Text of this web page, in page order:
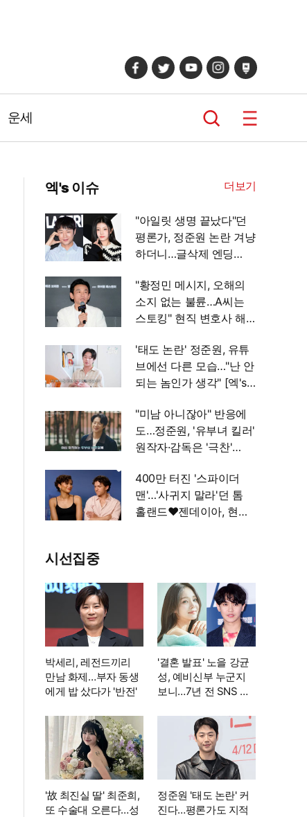
운세
엑's 이슈 더보기
"아일릿 생명 끝났다"던
평론가, 정준원 논란 겨냥
하더니…글삭제 엔딩
"황정민 메시지, 오해의
소지 없는 불륜…A씨는
스토킹" 현직 변호사 해
'태도 논란' 정준원, 유튜
브에선 다른 모습…"난 안
되는 놈인가 생각" [엑's
"미남 아니잖아" 반응에
도…정준원, '유부녀 킬러'
원작자·감독은 '극찬'
400만 터진 '스파이더
맨'…'사귀지 말라'던 톰
홀랜드♥젠데이아, 현실
시선집중
박세리, 레전드끼리
만남 화제…부자 동생
에게 밥 샀다가 '반전'
'결혼 발표' 노을 강균
성, 예비신부 누군지
보니…7년 전 SNS 흔
'故 최진실 딸' 최준희,
또 수술대 오른다…성
정준원 '태도 논란' 커
진다…평론가도 지적